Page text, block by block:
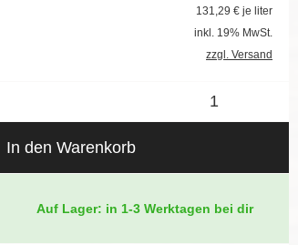
131,29 € je liter
inkl. 19% MwSt.
zzgl. Versand
In den Warenkorb
Auf Lager: in 1-3 Werktagen bei dir